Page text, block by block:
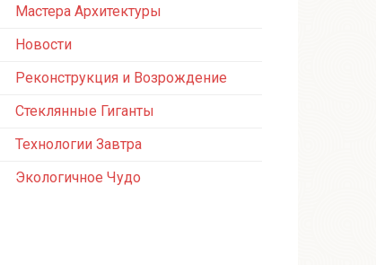
Мастера Архитектуры
Новости
Реконструкция и Возрождение
Стеклянные Гиганты
Технологии Завтра
Экологичное Чудо